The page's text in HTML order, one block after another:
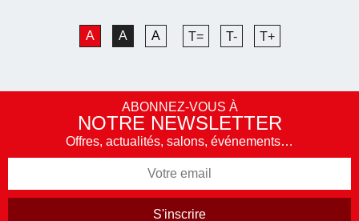
A A A T= T- T+
ABONNEZ-VOUS À
NOTRE NEWSLETTER
Offres, actualités, salons, événements…